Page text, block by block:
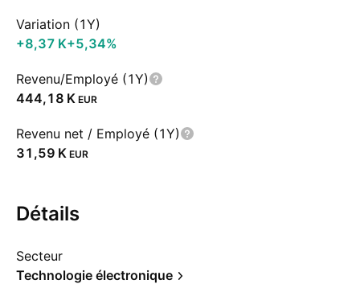
Variation (1Y)
‪+8,37 K‬+5,34%
Revenu/Employé (1Y)
‪444,18 K‬ EUR
Revenu net / Employé (1Y)
‪31,59 K‬ EUR
Détails
Secteur
Technologie électronique